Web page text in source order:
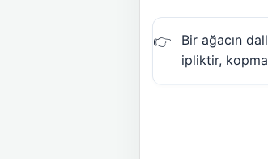
Bir ağacın
ipliktir,